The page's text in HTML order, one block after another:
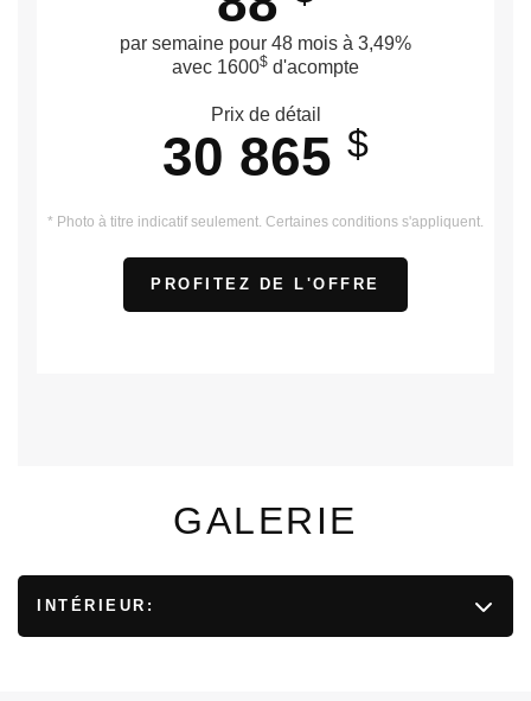
GALERIE
INTÉRIEUR:
par semaine pour 48 mois à 3,49%
avec 1600$ d'acompte
Prix de détail
30 865 $
* Photo à titre indicatif seulement. Certaines conditions s'appliquent.
PROFITEZ DE L'OFFRE